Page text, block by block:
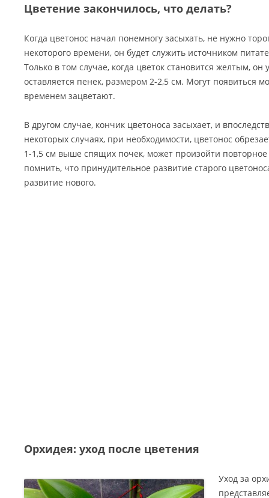
Цветение закончилось, что делать?
Когда цветонос начал понемногу засыхать, не нужно
некоторого времени, он будет служить источником
Только в том случае, когда цветок становится желтым, он
оставляется пенек, размером 2-2,5 см. Могут появиться
временем зацветают.
В другом случае, кончик цветоноса засыхает, и
некоторых случаях, при необходимости, цветонос
1-1,5 см выше спящих почек, может произойти повторное
помнить, что принудительное развитие старого
развитие нового.
Орхидея: уход после цветения
Уход за